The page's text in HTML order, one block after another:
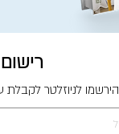
הירשמו לניוזלטר לקבלת